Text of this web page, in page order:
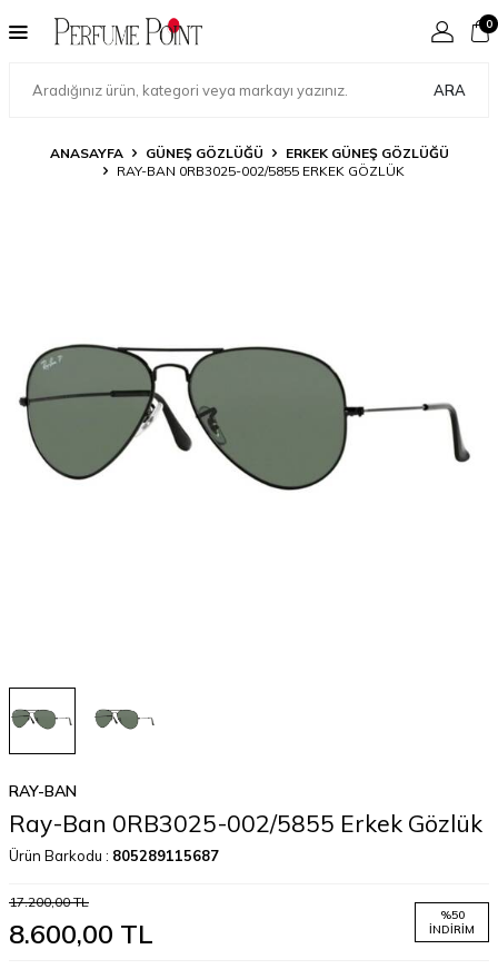
ARA
0
ANASAYFA GÜNEŞ GÖZLÜĞÜ
ERKEK GÜNEŞ GÖZLÜĞÜ
RAY-BAN 0RB3025-002/5855 ERKEK GÖZLÜK
RAY-BAN
Ray-Ban 0RB3025-002/5855 Erkek Gözlük
Ürün Barkodu : 805289115687
17.200,00TL
8.600,00 TL
%50
İNDIRIM